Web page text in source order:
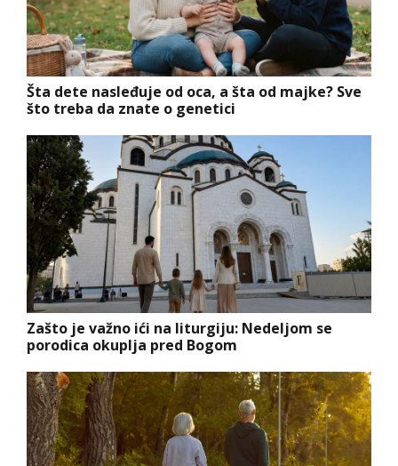
Šta dete nasleđuje od oca, a šta od majke? Sve
što treba da znate o genetici
Zašto je važno ići na liturgiju: Nedeljom se
porodica okuplja pred Bogom